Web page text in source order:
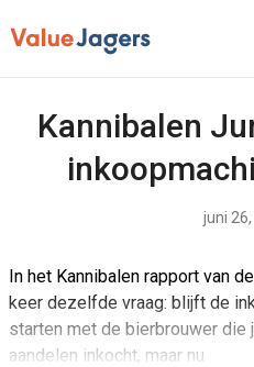
Kannibalen
juni
In het Kannibalen rapport van
keer dezelfde vraag: blijft de
starten met de bierbrouwer die
aandelen inkocht, maar nu